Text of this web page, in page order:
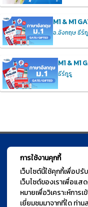
M1 & M1
อ.อังกฤษ ธีร์
M1 & M1
ธีร์กูรู
การใช้งานคุกกี้
เว็บไซต์นี้ใช้คุกกี้เพื่อป
เว็บไซต์ของเราเพื่อแ
หมายเพื่อวิเคราะห์การเ
เยี่ยมชมมาจากที่ใด ท่า
© TGURU.online 2026
Square